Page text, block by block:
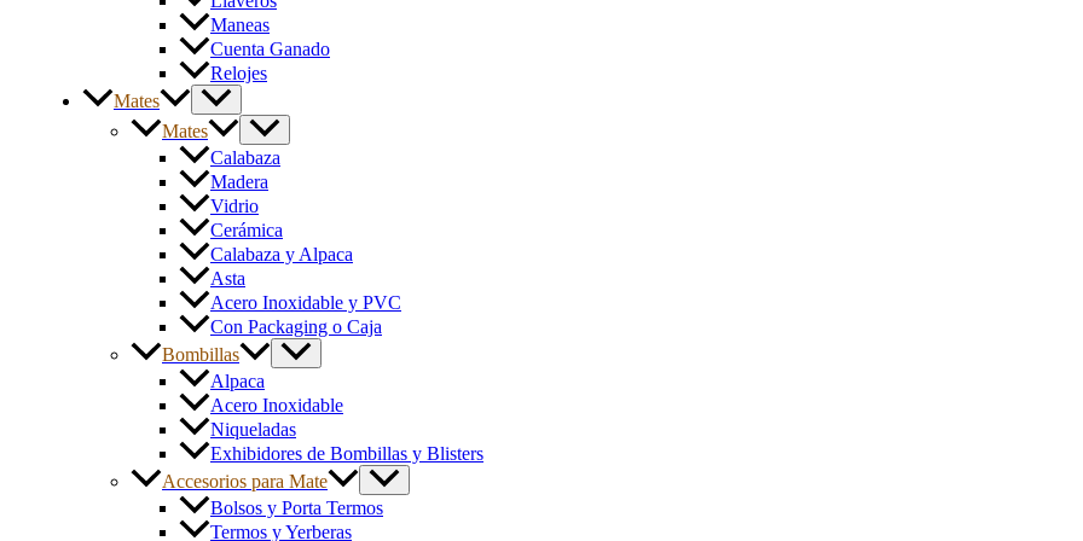
Maneas
Cuenta Ganado
Relojes
Mates
Mates
Calabaza
Madera
Vidrio
Cerámica
Calabaza y Alpaca
Asta
Acero Inoxidable y PVC
Con Packaging o Caja
Bombillas
Alpaca
Acero Inoxidable
Niqueladas
Exhibidores de Bombillas y Blisters
Accesorios para Mate
Bolsos y Porta Termos
Termos y Yerberas